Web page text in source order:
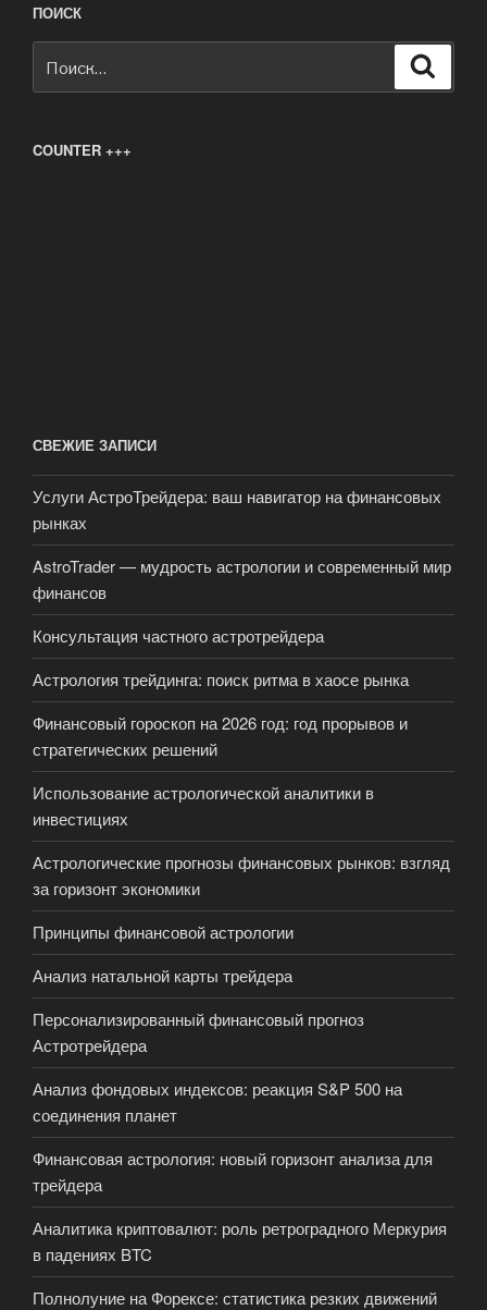
ПОИСК
COUNTER +++
СВЕЖИЕ ЗАПИСИ
Услуги АстроТрейдера: ваш навигатор на финансовых
рынках
AstroTrader — мудрость астрологии и современный мир
финансов
Консультация частного астротрейдера
Астрология трейдинга: поиск ритма в хаосе рынка
Финансовый гороскоп на 2026 год: год прорывов и
стратегических решений
Использование астрологической аналитики в
инвестициях
Астрологические прогнозы финансовых рынков: взгляд
за горизонт экономики
Принципы финансовой астрологии
Анализ натальной карты трейдера
Персонализированный финансовый прогноз
Астротрейдера
Анализ фондовых индексов: реакция S&P 500 на
соединения планет
Финансовая астрология: новый горизонт анализа для
трейдера
Аналитика криптовалют: роль ретроградного Меркурия
в падениях BTC
Полнолуние на Форексе: статистика резких движений